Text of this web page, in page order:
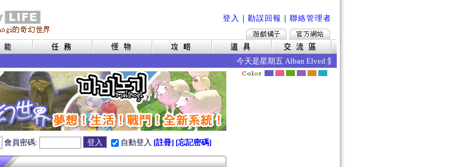
登入 ｜ 勘誤回報 ｜ 聯絡管理者
今天是星期五 Alban Elved 愛爾琳秋收 今日的效果如下 ‧死亡
會員密碼: 自動登入 [註冊] [忘記密碼]